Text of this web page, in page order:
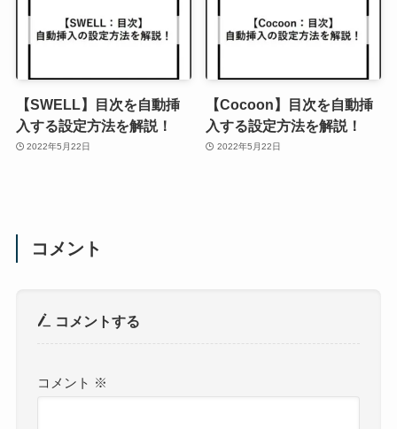
【SWELL】目次を自動挿
入する設定方法を解説！
2022年5月22日
【Cocoon】目次を自動挿
入する設定方法を解説！
2022年5月22日
コメント
コメントする
コメント ※